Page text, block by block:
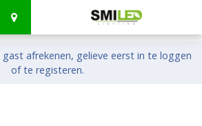
gast afrekenen, gelieve eerst in te loggen
of te registeren.